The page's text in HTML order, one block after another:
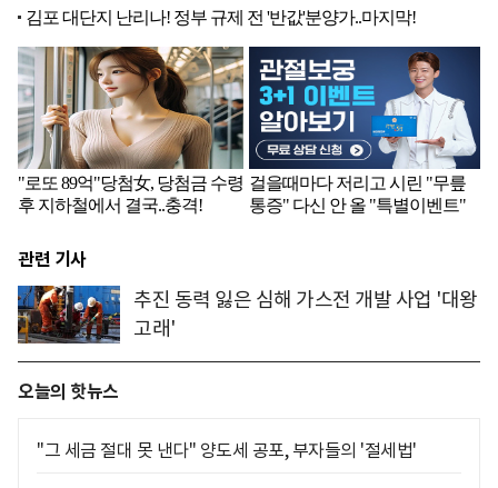
관련 기사
추진 동력 잃은 심해 가스전 개발 사업 '대왕
고래'
오늘의 핫뉴스
"그 세금 절대 못 낸다" 양도세 공포, 부자들의 '절세법'